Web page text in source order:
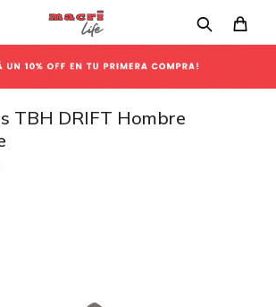
TBH DRIFT Hombre